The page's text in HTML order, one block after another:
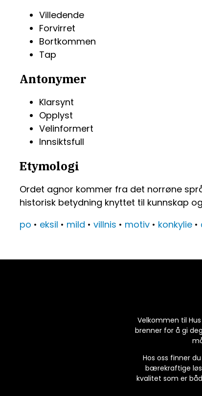
Villedende
Forvirret
Bortkommen
Tap
Antonymer
Klarsynt
Opplyst
Velinformert
Innsiktsfull
Etymologi
Ordet agnor kommer fra det norrøne
historisk betydning knyttet til kunnskap
po • eksil • mild • villnis • motiv • konkylie •
Velkommen til
brenner for å gi
Hos oss finner
bærekraftige
kvalitet som er